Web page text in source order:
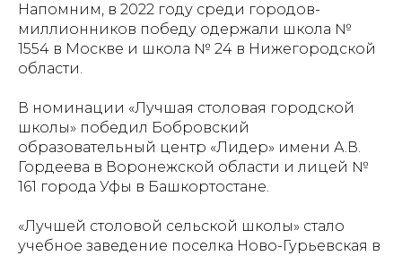
Напомним, в 2022 году среди городов-
миллионников победу одержали школа №
1554 в Москве и школа № 24 в Нижегородской
области.
В номинации «Лучшая столовая городской
школы» победил Бобровский
образовательный центр «Лидер» имени А.В.
Гордеева в Воронежской области и лицей №
161 города Уфы в Башкортостане.
«Лучшей столовой сельской школы» стало
учебное заведение поселка Ново-Гурьевская в